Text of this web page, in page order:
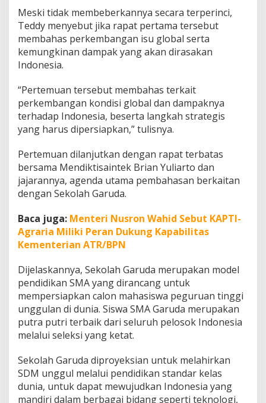
a
b
o
w
o
Meski tidak membeberkannya secara terperinci,
Teddy menyebut jika rapat pertama tersebut
membahas perkembangan isu global serta
kemungkinan dampak yang akan dirasakan
Indonesia.
“Pertemuan tersebut membahas terkait
perkembangan kondisi global dan dampaknya
terhadap Indonesia, beserta langkah strategis
yang harus dipersiapkan,” tulisnya.
Pertemuan dilanjutkan dengan rapat terbatas
bersama Mendiktisaintek Brian Yuliarto dan
jajarannya, agenda utama pembahasan berkaitan
dengan Sekolah Garuda.
Baca juga: Menteri Nusron Wahid Sebut KAPTI-
Agraria Miliki Peran Dukung Kapabilitas
Kementerian ATR/BPN
Dijelaskannya, Sekolah Garuda merupakan model
pendidikan SMA yang dirancang untuk
mempersiapkan calon mahasiswa peguruan tinggi
unggulan di dunia. Siswa SMA Garuda merupakan
putra putri terbaik dari seluruh pelosok Indonesia
melalui seleksi yang ketat.
Sekolah Garuda diproyeksian untuk melahirkan
SDM unggul melalui pendidikan standar kelas
dunia, untuk dapat mewujudkan Indonesia yang
mandiri dalam berbagai bidang seperti teknologi,